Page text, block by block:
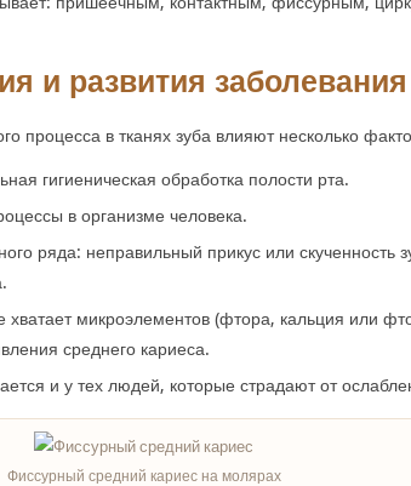
и развития заболевания
процесса в тканях зуба влияют несколько
гигиеническая обработка полости рта.
в организме человека.
ряда: неправильный прикус или скученность
хватает микроэлементов (фтора, кальция или
среднего кариеса.
и у тех людей, которые страдают от
Фиссурный средний кариес на молярах